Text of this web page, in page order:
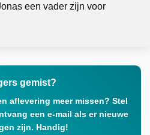
een vader zijn voor
gemist?
aflevering meer missen? Stel
een e-mail als er nieuwe
zijn. Handig!